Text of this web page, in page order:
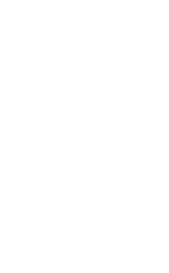
khí sẽ được lọc sạch
trong gia đình.
ngày thời tiết mát mẻ